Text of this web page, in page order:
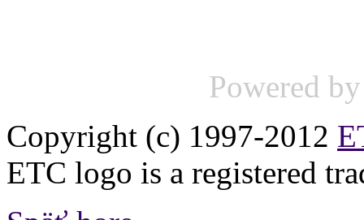
Powered
Copyright (c) 1997-2012
ETC logo is a registered